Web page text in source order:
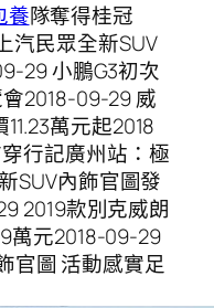
養隊奪得桂冠
汽民眾全新SUV
29 小鵬G3初次
2018-09-29 威
萬元起2018
行記廣州站：極
SUV內飾官圖發
2019款別克威朗
萬元2018-09-29
官圖 活動感實足